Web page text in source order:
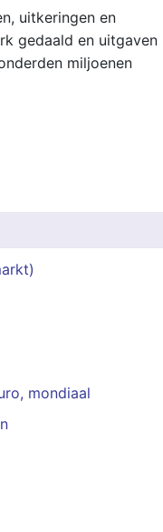
uitkeringen en
gedaald en uitgaven
miljoenen
mondiaal